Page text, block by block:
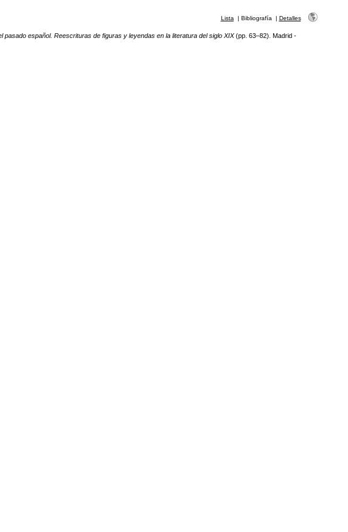
Lista | Bibliografía | Detalles
pasado español. Reescrituras de figuras y leyendas en la literatura del siglo XIX(pp. 63–82). Madrid -